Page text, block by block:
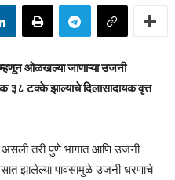
म्हणून ओळखल्या जाणाऱ्या उजनी
३८ टक्के झाल्याचे दिलासादायक वृत्त
असली तरी पुणे भागात आणि उजनी
झालेल्या पावसामुळे उजनी धरणाचे